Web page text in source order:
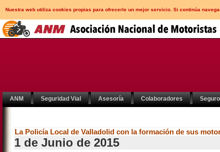
Nuestra web utiliza cookies propias para ofrecerle un mejor servicio. Si continúa
ANM Seguridad Vial Asesoría Colaboradores
La Policía Local de Valladolid con la formación de sus
1 de Junio de 2015